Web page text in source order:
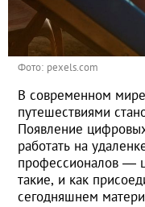
Фото: pexels.com
В современном
путешествиями
Появление
работать на
профессионалов —
такие, и как
сегодняшнем